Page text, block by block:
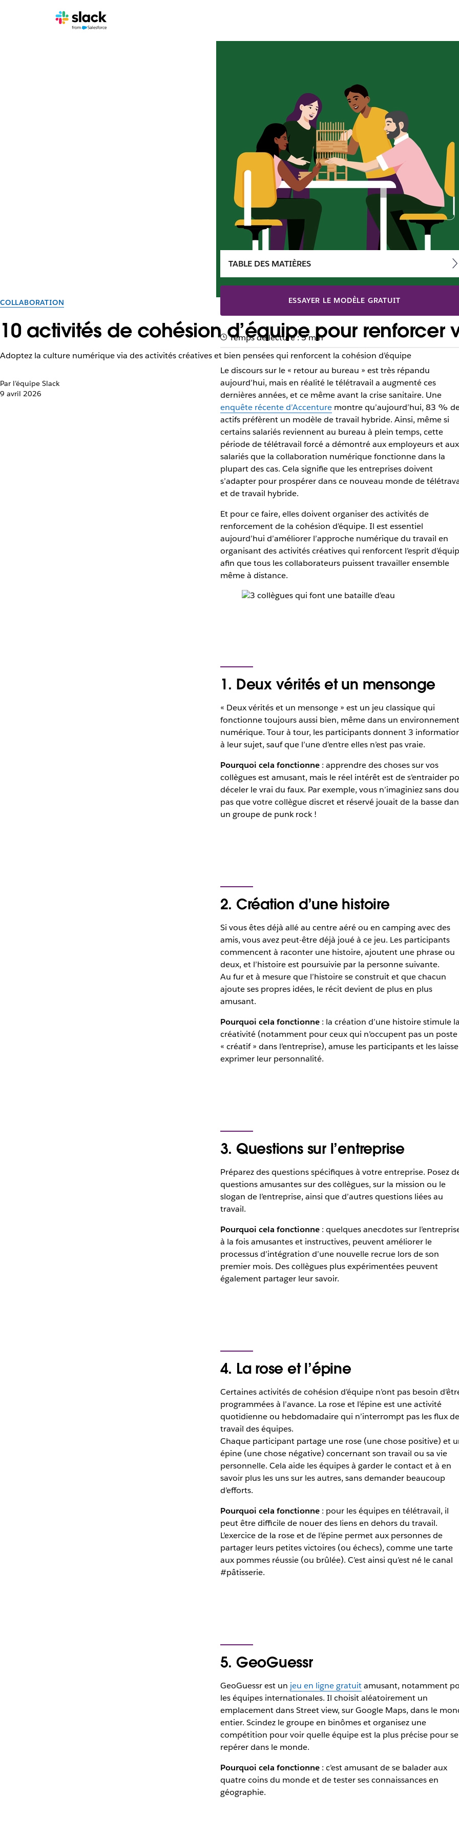
COLLABORATION
10 activités de cohésion d’équipe pour renforcer
Adoptez la culture numérique via des activités créatives et bien pensées qui renforcent la cohésion d’équipe
Par l’équipe Slack
9 avril 2026
TABLE DES MATIÈRES
ESSAYER LE MODÈLE GRATUIT
Temps de lecture : 5 min
Le discours sur le « retour au bureau » est très répandu
aujourd’hui, mais en réalité le télétravail a augmenté ces
dernières années, et ce même avant la crise sanitaire. Une
enquête récente d’Accenturemontre qu’aujourd’hui, 83 %
actifs préfèrent un modèle de travail hybride. Ainsi, même si
certains salariés reviennent au bureau à plein temps, cette
période de télétravail forcé a démontré aux employeurs et aux
salariés que la collaboration numérique fonctionne dans la
plupart des cas. Cela signifie que les entreprises doivent
s’adapter pour prospérer dans ce nouveau monde de
et de travail hybride.
Et pour ce faire, elles doivent organiser des activités de
renforcement de la cohésion d’équipe. Il est essentiel
aujourd’hui d’améliorer l’approche numérique du travail en
organisant des activités créatives qui renforcent l’esprit
afin que tous les collaborateurs puissent travailler ensemble
même à distance.
1. Deux vérités et un mensonge
« Deux vérités et un mensonge » est un jeu classique qui
fonctionne toujours aussi bien, même dans un environnement
numérique. Tour à tour, les participants donnent 3
à leur sujet, sauf que l’une d’entre elles n’est pas vraie.
Pourquoi cela fonctionne: apprendre des choses sur vos
collègues est amusant, mais le réel intérêt est de s’entraider
déceler le vrai du faux. Par exemple, vous n’imaginiez sans
pas que votre collègue discret et réservé jouait de la basse
un groupe de punk rock !
2. Création d’une histoire
Si vous êtes déjà allé au centre aéré ou en camping avec des
amis, vous avez peut-être déjà joué à ce jeu. Les participants
commencent à raconter une histoire, ajoutent une phrase ou
deux, et l’histoire est poursuivie par la personne suivante.
Au fur et à mesure que l’histoire se construit et que chacun
ajoute ses propres idées, le récit devient de plus en plus
amusant.
Pourquoi cela fonctionne: la création d’une histoire stimule la
créativité (notamment pour ceux qui n’occupent pas un poste
« créatif » dans l’entreprise), amuse les participants et les laisse
exprimer leur personnalité.
3. Questions sur l’entreprise
Préparez des questions spécifiques à votre entreprise. Posez
questions amusantes sur des collègues, sur la mission ou le
slogan de l’entreprise, ainsi que d’autres questions liées au
travail.
Pourquoi cela fonctionne: quelques anecdotes sur
à la fois amusantes et instructives, peuvent améliorer le
processus d’intégration d’une nouvelle recrue lors de son
premier mois. Des collègues plus expérimentées peuvent
également partager leur savoir.
4. La rose et l’épine
Certaines activités de cohésion d’équipe n’ont pas besoin
programmées à l’avance. La rose et l’épine est une activité
quotidienne ou hebdomadaire qui n’interrompt pas les flux de
travail des équipes.
Chaque participant partage une rose (une chose positive) et
épine (une chose négative) concernant son travail ou sa vie
personnelle. Cela aide les équipes à garder le contact et à en
savoir plus les uns sur les autres, sans demander beaucoup
d’efforts.
Pourquoi cela fonctionne: pour les équipes en télétravail, il
peut être difficile de nouer des liens en dehors du travail.
L’exercice de la rose et de l’épine permet aux personnes de
partager leurs petites victoires (ou échecs), comme une tarte
aux pommes réussie (ou brûlée). C’est ainsi qu’est né le canal
#pâtisserie.
5. GeoGuessr
GeoGuessr est un jeu en ligne gratuitamusant, notamment
les équipes internationales. Il choisit aléatoirement un
emplacement dans Street view, sur Google Maps, dans le
entier. Scindez le groupe en binômes et organisez une
compétition pour voir quelle équipe est la plus précise pour se
repérer dans le monde.
Pourquoi cela fonctionne: c’est amusant de se balader aux
quatre coins du monde et de tester ses connaissances en
géographie.